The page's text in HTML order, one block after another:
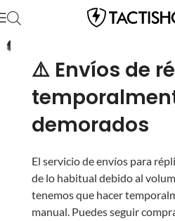
⚠️ Envíos de
demorados
El servicio de envíos para
de lo habitual debido al
tenemos que hacer
manual. Puedes seguir